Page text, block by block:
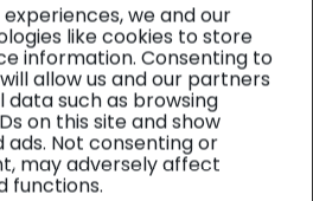
we and our
like cookies to store
information. Consenting to
allow us and our partners
such as browsing
on this site and show
Not consenting or
may adversely affect
functions.